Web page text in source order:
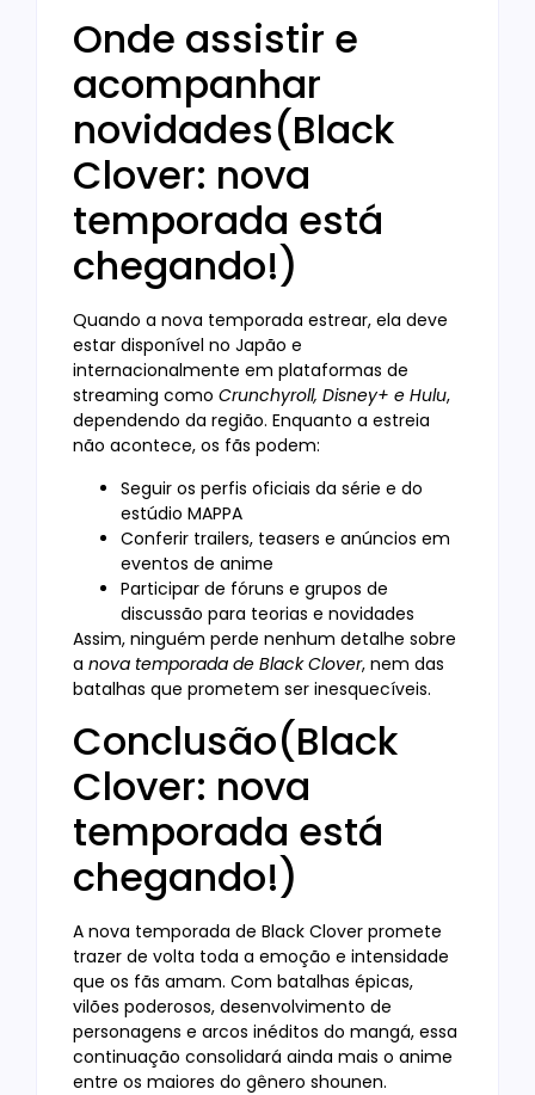
Onde assistir e
acompanhar
novidades(Black
Clover: nova
temporada está
chegando!)
Quando a nova temporada estrear, ela deve
estar disponível no Japão e
internacionalmente em plataformas de
streaming como Crunchyroll, Disney+ e Hulu,
dependendo da região. Enquanto a estreia
não acontece, os fãs podem:
Seguir os perfis oficiais da série e do
estúdio MAPPA
Conferir trailers, teasers e anúncios em
eventos de anime
Participar de fóruns e grupos de
discussão para teorias e novidades
Assim, ninguém perde nenhum detalhe sobre
a nova temporada de Black Clover, nem das
batalhas que prometem ser inesquecíveis.
Conclusão(Black
Clover: nova
temporada está
chegando!)
A nova temporada de Black Clover promete
trazer de volta toda a emoção e intensidade
que os fãs amam. Com batalhas épicas,
vilões poderosos, desenvolvimento de
personagens e arcos inéditos do mangá, essa
continuação consolidará ainda mais o anime
entre os maiores do gênero shounen.